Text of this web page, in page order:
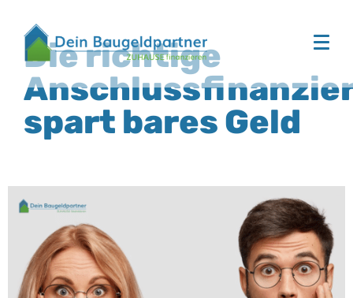
Die richtige
spart bares Geld